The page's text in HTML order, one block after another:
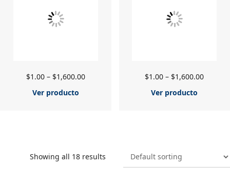
$1.00– $1,600.00
Ver producto
$1.00 – $1,600.00
Ver producto
Showing all 18 results